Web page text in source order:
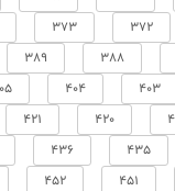
372
373
388
389
403
404
420
421
435
436
451
452